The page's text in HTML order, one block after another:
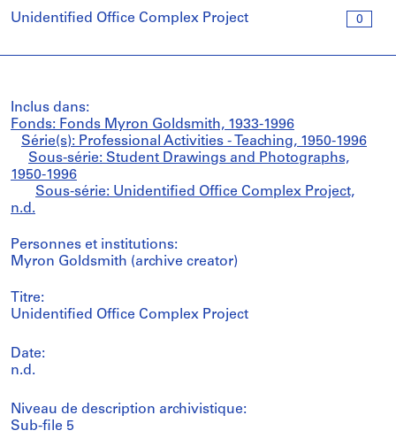
0
Unidentified Office Complex Project
Inclus dans:
Fonds: Fonds Myron Goldsmith, 1933-1996
Série(s): Professional Activities - Teaching, 1950-1996
Sous-série: Student Drawings and Photographs,
1950-1996
Sous-série: Unidentified Office Complex Project,
n.d.
Personnes et institutions:
Myron Goldsmith (archive creator)
Titre:
Unidentified Office Complex Project
Date:
n.d.
Niveau de description archivistique:
Sub-file 5